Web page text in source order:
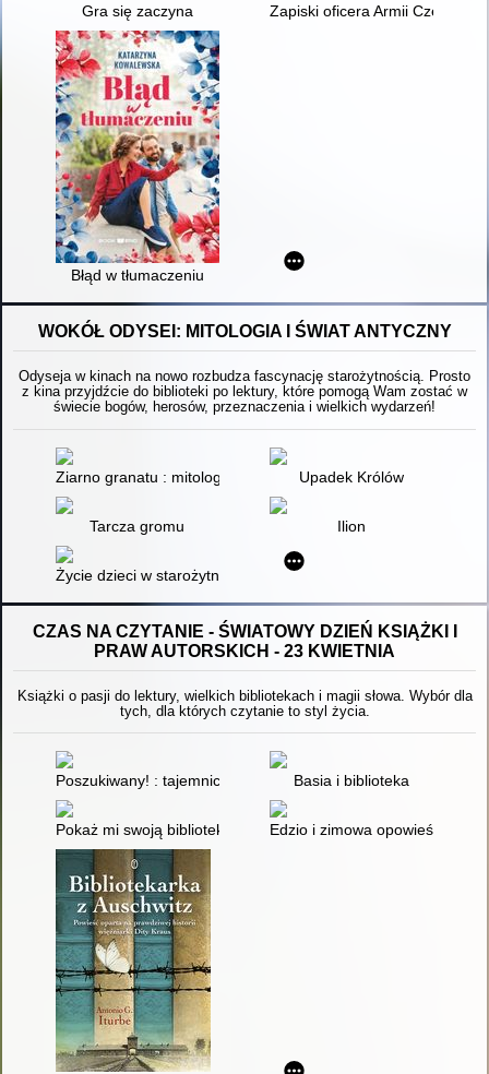
Gra się zaczyna Zapiski oficera Armii Czerwonej
Błąd w tłumaczeniu
WOKÓŁ ODYSEI: MITOLOGIA I ŚWIAT ANTYCZNY
Odyseja w kinach na nowo rozbudza fascynację starożytnością. Prosto
z kina przyjdźcie do biblioteki po lektury, które pomogą Wam zostać w
świecie bogów, herosów, przeznaczenia i wielkich wydarzeń!
Ziarno granatu : mitologia według kobietUpadek Królów
Tarcza gromu Ilion
Życie dzieci w starożytnej Grecji
CZAS NA CZYTANIE - ŚWIATOWY DZIEŃ KSIĄŻKI I
PRAW AUTORSKICH - 23 KWIETNIA
Książki o pasji do lektury, wielkich bibliotekach i magii słowa. Wybór dla
tych, dla których czytanie to styl życia.
Poszukiwany! : tajemniczy złodziej książekBasia i biblioteka
Pokaż mi swoją bibliotekę Edzio i zimowa opowieść